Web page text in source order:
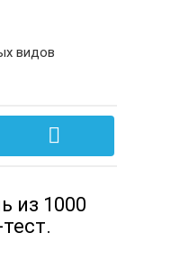
видов
из 1000